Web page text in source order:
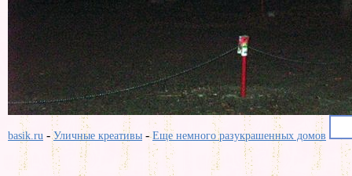
basik.ru -Уличные креативы -Еще немного разукрашенных домов